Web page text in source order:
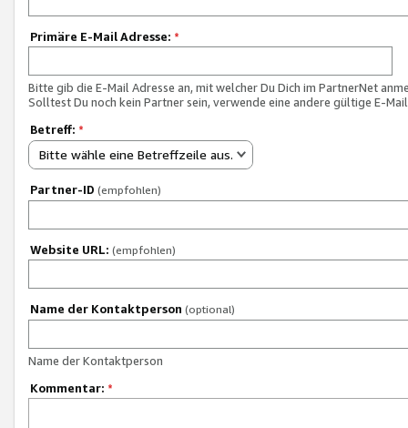
Primäre E-Mail Adresse: *
Bitte gib die E-Mail Adresse an, mit welcher Du Dich im PartnerNet
Solltest Du noch kein Partner sein, verwende eine andere gültige E-
Betreff: *
Bitte wähle eine Betreffzeile aus.
Partner-ID (empfohlen)
Website URL: (empfohlen)
Name der Kontaktperson (optional)
Name der Kontaktperson
Kommentar: *